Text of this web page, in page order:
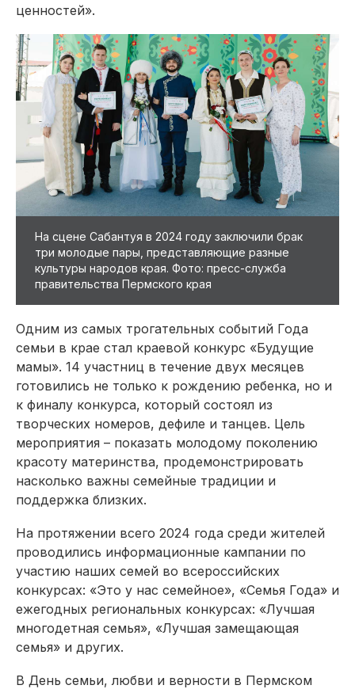
ценностей».
На сцене Сабантуя в 2024 году заключили брак
три молодые пары, представляющие разные
культуры народов края. Фото: пресс-служба
правительства Пермского края
Одним из самых трогательных событий Года
семьи в крае стал краевой конкурс «Будущие
мамы». 14 участниц в течение двух месяцев
готовились не только к рождению ребенка, но и
к финалу конкурса, который состоял из
творческих номеров, дефиле и танцев. Цель
мероприятия – показать молодому поколению
красоту материнства, продемонстрировать
насколько важны семейные традиции и
поддержка близких.
На протяжении всего 2024 года среди жителей
проводились информационные кампании по
участию наших семей во всероссийских
конкурсах: «Это у нас семейное», «Семья Года» и
ежегодных региональных конкурсах: «Лучшая
многодетная семья», «Лучшая замещающая
семья» и других.
В День семьи, любви и верности в Пермском